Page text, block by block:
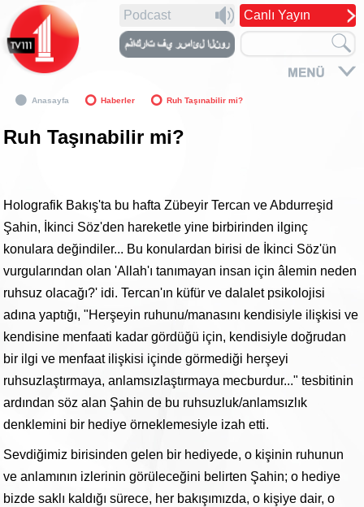
Canlı Yayın
Podcast
Anasayfa Haberler Ruh Taşınabilir mi?
Ruh Taşınabilir mi?
Holografik Bakış'ta bu hafta Zübeyir Tercan ve Abdurreşid
Şahin, İkinci Söz'den hareketle yine birbirinden ilginç
konulara değindiler... Bu konulardan birisi de İkinci Söz'ün
vurgularından olan 'Allah'ı tanımayan insan için âlemin neden
ruhsuz olacağı?' idi. Tercan'ın küfür ve dalalet psikolojisi
adına yaptığı, "Herşeyin ruhunu/manasını kendisiyle ilişkisi ve
kendisine menfaati kadar gördüğü için, kendisiyle doğrudan
bir ilgi ve menfaat ilişkisi içinde görmediği herşeyi
ruhsuzlaştırmaya, anlamsızlaştırmaya mecburdur..." tesbitinin
ardından söz alan Şahin de bu ruhsuzluk/anlamsızlık
denklemini bir hediye örneklemesiyle izah etti.
Sevdiğimiz birisinden gelen bir hediyede, o kişinin ruhunun
ve anlamının izlerinin görüleceğini belirten Şahin; o hediye
bizde saklı kaldığı sürece, her bakışımızda, o kişiye dair, o